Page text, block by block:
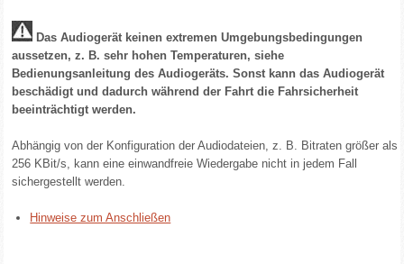
Das Audiogerät keinen extremen Umgebungsbedingungen
aussetzen, z. B. sehr hohen Temperaturen, siehe
Bedienungsanleitung des Audiogeräts. Sonst kann das Audiogerät
beschädigt und dadurch während der Fahrt die Fahrsicherheit
beeinträchtigt werden.
Abhängig von der Konfiguration der Audiodateien, z. B. Bitraten größer als
256 KBit/s, kann eine einwandfreie Wiedergabe nicht in jedem Fall
sichergestellt werden.
Hinweise zum Anschließen